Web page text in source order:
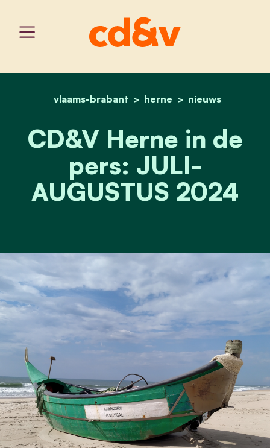
home
vlaams-brabant herne nieuws
cd&v herne in de pers:
CD&V Herne in de
pers: JULI-
AUGUSTUS 2024